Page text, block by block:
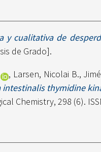
y cualitativa de
de Grado].
, Larsen, Nicolai B.,
intestinalis thymidine
Chemistry, 298 (6).